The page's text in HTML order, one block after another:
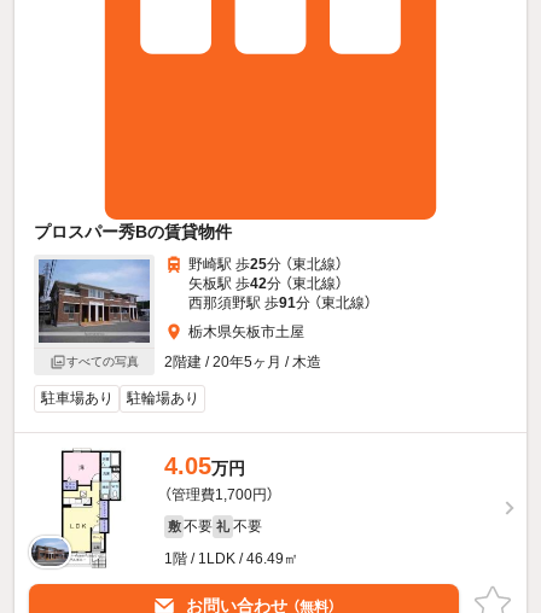
プロスパー秀Bの賃貸物件
すべての写真
野崎駅 歩25分 （東北線）
矢板駅 歩42分 （東北線）
西那須野駅 歩91分 （東北線）
栃木県矢板市土屋
2階建 / 20年5ヶ月 / 木造
駐車場あり 駐輪場あり
4.05万円
（管理費1,700円）
敷 不要 礼 不要
1階 / 1LDK / 46.49㎡
お問い合わせ （無料）